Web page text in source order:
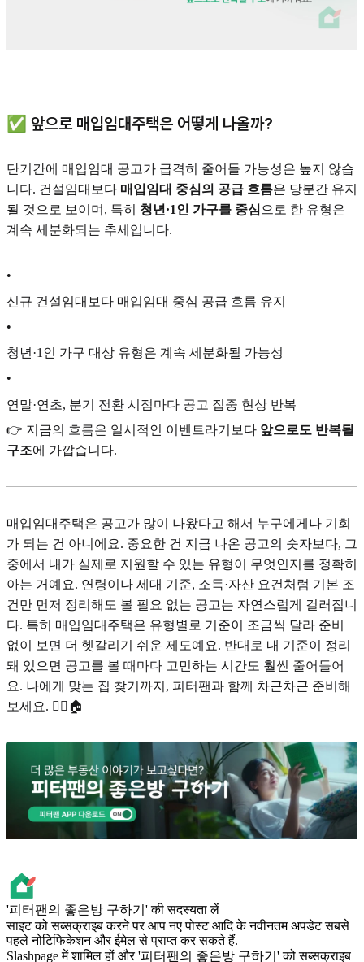
✅ 앞으로 매입임대주택은 어떻게 나올까?
단기간에 매입임대 공고가 급격히 줄어들 가능성은 높지 않습
니다. 건설임대보다 매입임대 중심의 공급 흐름은 당분간 유지
될 것으로 보이며, 특히 청년·1인 가구를 중심 으로 한 유형은
계속 세분화되는 추세입니다.
•
신규 건설임대보다 매입임대 중심 공급 흐름 유지
•
청년·1인 가구 대상 유형은 계속 세분화될 가능성
•
연말·연초, 분기 전환 시점마다 공고 집중 현상 반복
👉 지금의 흐름은 일시적인 이벤트라기보다 앞으로도 반복될
구조에 가깝습니다.
매입임대주택은 공고가 많이 나왔다고 해서 누구에게나 기회
가 되는 건 아니에요. 중요한 건 지금 나온 공고의 숫자보다, 그
중에서 내가 실제로 지원할 수 있는 유형이 무엇인지를 정확히
아는 거예요. 연령이나 세대 기준, 소득·자산 요건처럼 기본 조
건만 먼저 정리해도 볼 필요 없는 공고는 자연스럽게 걸러집니
다. 특히 매입임대주택은 유형별로 기준이 조금씩 달라 준비
없이 보면 더 헷갈리기 쉬운 제도예요. 반대로 내 기준이 정리
돼 있으면 공고를 볼 때마다 고민하는 시간도 훨씬 줄어들어
요. 나에게 맞는 집 찾기까지, 피터팬과 함께 차근차근 준비해
보세요. 🧚‍♀️🏠
'피터팬의 좋은방 구하기' की सदस्यता लें
साइट को सब्सक्राइब करने पर आप नए पोस्ट आदि के नवीनतम अपडेट सबसे
पहले नोटिफिकेशन और ईमेल से प्राप्त कर सकते हैं.
Slashpage में शामिल हों और '피터팬의 좋은방 구하기' को सब्सक्राइब